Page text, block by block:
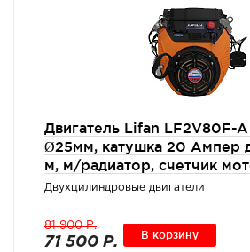
Двигатель Lifan LF2V80F-
Ø25мм, катушка 20 Ампер
м, м/радиатор, счетчик
Двухцилиндровые двигатели
81 900 Р.
71 500 Р. В корзину